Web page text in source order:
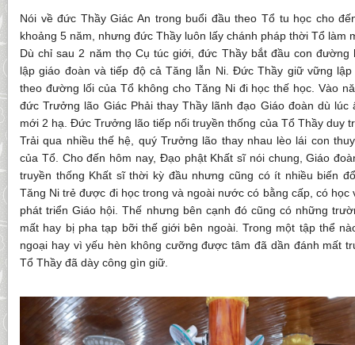
Nói về đức Thầy Giác An trong buổi đầu theo Tổ tu học cho
khoảng 5 năm, nhưng đức Thầy luôn lấy chánh pháp thời Tổ làm
Dù chỉ sau 2 năm thọ Cụ túc giới, đức Thầy bắt đầu con đường
lập giáo đoàn và tiếp độ cả Tăng lẫn Ni. Đức Thầy giữ vững
theo đường lối của Tổ không cho Tăng Ni đi học thế học. Vào
đức Trưởng lão Giác Phải thay Thầy lãnh đạo Giáo đoàn dù
mới 2 hạ. Đức Trưởng lão tiếp nối truyền thống của Tổ Thầy duy
Trải qua nhiều thế hệ, quý Trưởng lão thay nhau lèo lái con
của Tổ. Cho đến hôm nay, Đạo phật Khất sĩ nói chung, Giáo
truyền thống Khất sĩ thời kỳ đầu nhưng cũng có ít nhiều biến
Tăng Ni trẻ được đi học trong và ngoài nước có bằng cấp, có học
phát triển Giáo hội. Thế nhưng bên cạnh đó cũng có những
mất hay bị pha tạp bỡi thế giới bên ngoài. Trong một tập thể
ngoại hay vì yếu hèn không cưỡng được tâm đã dần đánh mất
Tổ Thầy đã dày công gìn giữ.